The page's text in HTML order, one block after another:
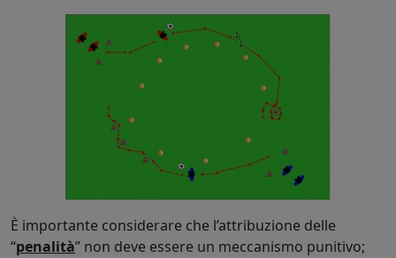
È importante considerare che l’attribuzione delle
“penalità” non deve essere un meccanismo punitivo;